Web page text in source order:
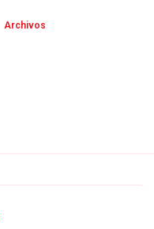
Archivos